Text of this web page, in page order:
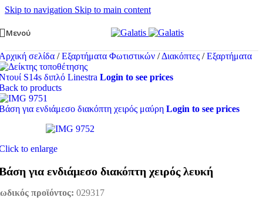
Skip to navigation Skip to main content
Μενού
σελίδα / Εξαρτήματα Φωτιστικών / Διακόπτες / Εξαρτήματα
S14s διπλό Linestra Login to see prices
to products
για ενδιάμεσο διακόπτη χειρός μαύρη Login to see prices
to enlarge
για ενδιάμεσο διακόπτη χειρός λευκή
προϊόντος: 029317